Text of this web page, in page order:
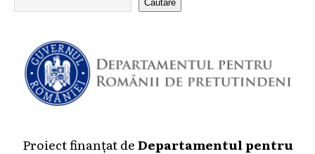
Căutare
Proiect finanțat deDepartamentul pentru